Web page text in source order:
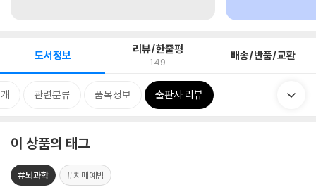
도서정보 리뷰/한줄평
149 배송/반품/교환
관련분류 품목정보 출판사 리뷰
이 상품의 태그
#뇌과학 #치매예방